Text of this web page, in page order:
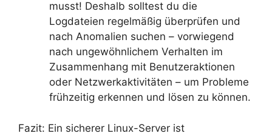
musst! Deshalb solltest du die
Logdateien regelmäßig überprüfen und
nach Anomalien suchen – vorwiegend
nach ungewöhnlichem Verhalten im
Zusammenhang mit Benutzeraktionen
oder Netzwerkaktivitäten – um Probleme
frühzeitig erkennen und lösen zu können.
Fazit: Ein sicherer Linux-Server ist